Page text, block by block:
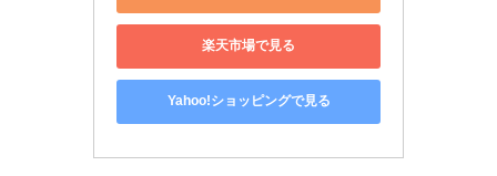
楽天市場で見る
Yahoo!ショッピングで見る